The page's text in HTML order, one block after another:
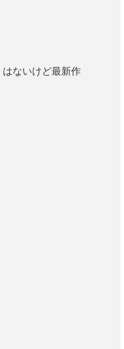
ないけど最新作